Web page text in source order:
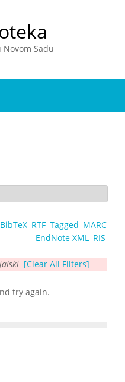
Sadu
BibTeX RTF Tagged MARC
EndNote XML
RIS
[Clear All Filters]
try again.